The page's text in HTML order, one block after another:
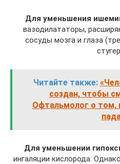
Для уменьшения
вазодилататоры,
сосуды мозга и глаза
Читайте также:
создан, чтобы
Офтальмолог о том,
Для уменьшении
ингаляции кислорода.